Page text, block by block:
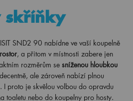
skříňky
SND2 90 nabídne ve vaší koupelně
, a přitom v místnosti zabere jen
rozměrům se sníženou hloubkou
ale zároveň nabízí plnou
I proto je skvělou volbou do opravdu
toaletu nebo do koupelny pro hosty.